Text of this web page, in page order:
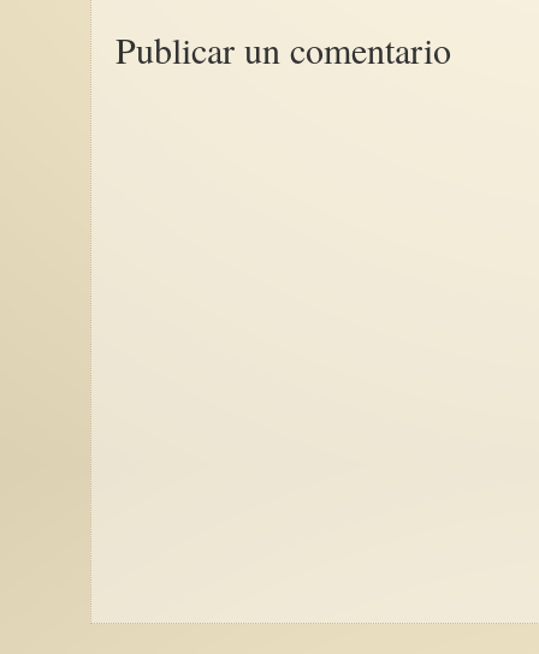
Publicar un comentario